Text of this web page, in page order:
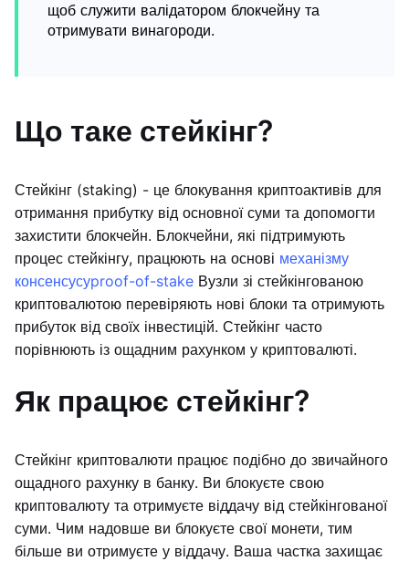
щоб служити валідатором блокчейну та
отримувати винагороди.
Що таке стейкінг?
Стейкінг (staking) - це блокування криптоактивів для
отримання прибутку від основної суми та допомогти
захистити блокчейн. Блокчейни, які підтримують
процес стейкінгу, працюють на основі механізму
консенсусуproof-of-stake Вузли зі стейкінгованою
криптовалютою перевіряють нові блоки та отримують
прибуток від своїх інвестицій. Стейкінг часто
порівнюють із ощадним рахунком у криптовалюті.
Як працює стейкінг?
Стейкінг криптовалюти працює подібно до звичайного
ощадного рахунку в банку. Ви блокуєте свою
криптовалюту та отримуєте віддачу від стейкінгованої
суми. Чим надовше ви блокуєте свої монети, тим
більше ви отримуєте у віддачу. Ваша частка захищає